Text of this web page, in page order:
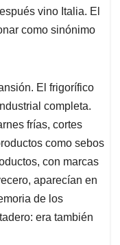
vino Italia. El
como sinónimo
El frigorífico
completa.
frías, cortes
como sebos
con marcas
aparecían en
de los
era también